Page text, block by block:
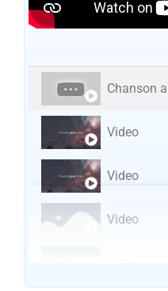
Chanson
Video
Video
Video